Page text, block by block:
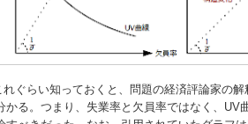
れぐらい知っておくと、問題の経済評論家の
かる。つまり、失業率と欠員率ではなく、UV